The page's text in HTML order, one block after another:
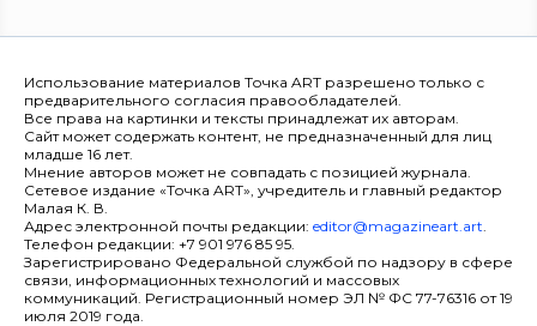
Использование материалов Точка ART разрешено только с
предварительного согласия правообладателей.
Все права на картинки и тексты принадлежат их авторам.
Сайт может содержать контент, не предназначенный для лиц
младше 16 лет.
Мнение авторов может не совпадать с позицией журнала.
Сетевое издание «Точка ART», учредитель и главный редактор
Малая К. В.
Адрес электронной почты редакции: editor@magazineart.art.
Телефон редакции: +7 901 976 85 95.
Зарегистрировано Федеральной службой по надзору в сфере
связи, информационных технологий и массовых
коммуникаций. Регистрационный номер ЭЛ № ФС 77-76316 от 19
июля 2019 года.